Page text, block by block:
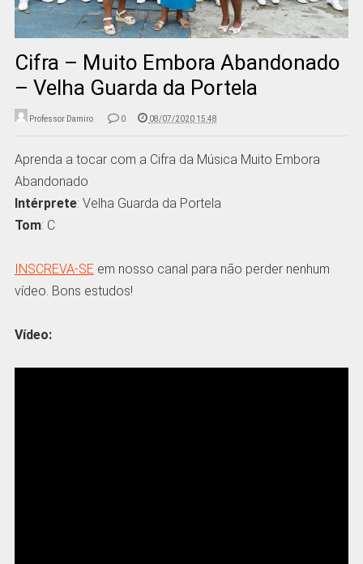
Cifra – Muito Embora Abandonado
– Velha Guarda da Portela
Professor Damiro 0 08/07/2020 15:48
Aprenda a tocar com a Cifra da Música Muito Embora
Abandonado
Intérprete: Velha Guarda da Portela
Tom: C
INSCREVA-SE em nosso canal para não perder nenhum
vídeo. Bons estudos!
Vídeo: